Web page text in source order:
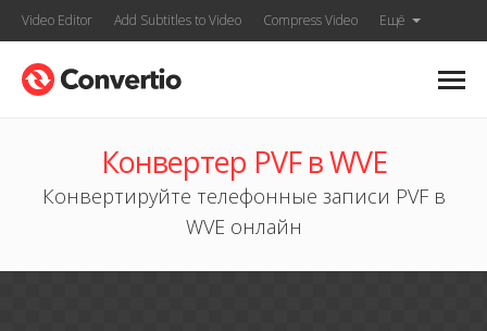
Video Editor Add Subtitles to Video Compress Video Ещё
Конвертер PVF в WVE
Конвертируйте телефонные записи PVF в
WVE онлайн